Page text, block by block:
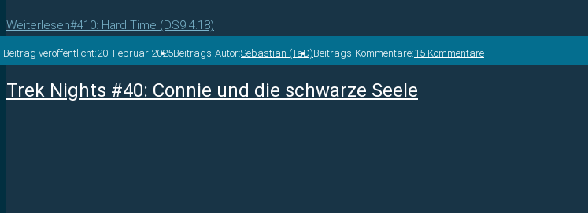
Weiterlesen#410: Hard Time (DS9 4.18)
Beitrag veröffentlicht:20. Februar 2025Beitrags-Autor:Sebastian (TaD)Beitrags-Kommentare:15 Kommentare
Trek Nights #40: Connie und die schwarze Seele